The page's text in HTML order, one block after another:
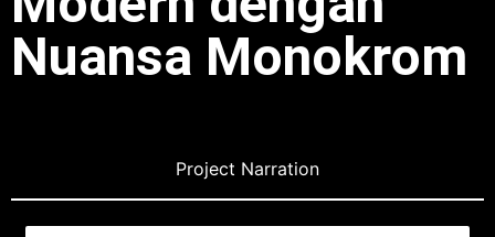
Nuansa Monokrom
Project Narration